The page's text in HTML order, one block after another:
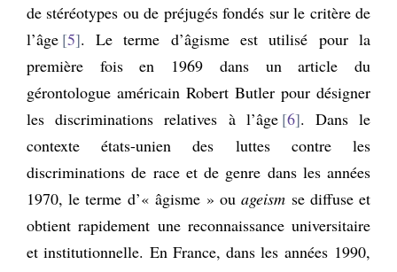
de stéréotypes ou de préjugés fondés sur le critère de
l’âge 5 . Le terme d’âgisme est utilisé pour la
première fois en 1969 dans un article du
gérontologue américain Robert Butler pour désigner
les discriminations relatives à l’âge 6 . Dans le
contexte états-unien des luttes contre les
discriminations de race et de genre dans les années
1970, le terme d’« âgisme » ouageism se diffuse et
obtient rapidement une reconnaissance universitaire
et institutionnelle. En France, dans les années 1990,